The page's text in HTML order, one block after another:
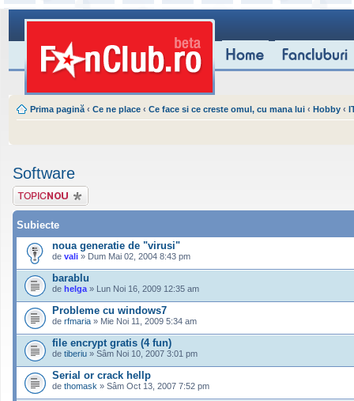
Prima pagină ‹ Ce ne place ‹ Ce face si ce creste omul, cu mana lui ‹ Hobby ‹
Software
Scrie un subiect
nou
Subiecte
noua generatie de "virusi"
de vali » Dum Mai 02, 2004 8:43 pm
barablu
de helga » Lun Noi 16, 2009 12:35 am
Probleme cu windows7
de rfmaria » Mie Noi 11, 2009 5:34 am
file encrypt gratis (4 fun)
de tiberiu » Sâm Noi 10, 2007 3:01 pm
Serial or crack hellp
de thomask » Sâm Oct 13, 2007 7:52 pm